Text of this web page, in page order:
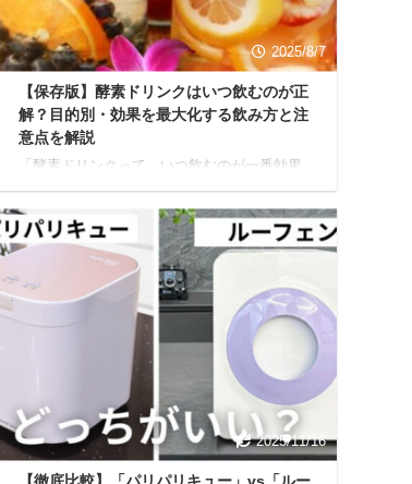
を見つけて、無理なく健康習慣をスタートで
きるでしょう。 酵素ドリ ...
2025/8/7
【保存版】酵素ドリンクはいつ飲むのが正
解？目的別・効果を最大化する飲み方と注
意点を解説
「酵素ドリンクって、いつ飲むのが一番効果
ンクに興味はあるけれど、いざ始めてみよう
とすると、こんな疑問が頭をよぎる方も多い
のではないでしょうか。 せっかく飲むなら、
効果を最大限に引き出したいですよね。 本記
事では、酵素栄養学に基づいた知見と、多く
の利用者の声から導き出された実践的なノウ
ハウを融合し、酵素ドリンクの「いつ飲む」
疑問に徹底的に迫ります。 あなたの目的（ダ
イエット、美容、健康維持など）に合わせた
最適なタイミングから、効果をさらに高める
選び方、飲み方やよくあ ...
2025/11/16
【徹底比較】「パリパリキュー」vs「ルー